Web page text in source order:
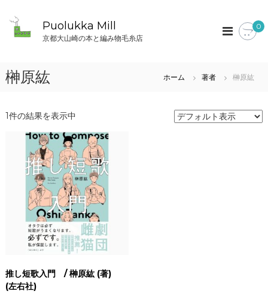
へ
ス
プ
Puolukka Mill
京都大山崎の本と編み物毛糸店
0
榊原紘 ホーム 著者 榊原紘
1件の結果を表示中
推し短歌入門 / 榊原紘 (著)
(左右社)